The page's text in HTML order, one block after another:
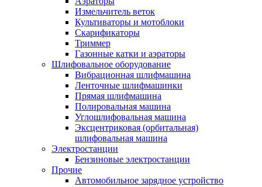
Измельчитель веток
Культиваторы и мотоблоки
Скарификаторы
Триммер
Газонные катки и аэраторы
Шлифовальное оборудование
Вибрационная шлифмашина
Ленточные шлифмашинки
Прямая шлифмашина
Полировальная машина
Углошлифовальная машина
Эксцентриковая (орбитальная)
шлифовальная машина
Электростанции
Бензиновые электростанции
Прочие
Автомобильное зарядное устройство